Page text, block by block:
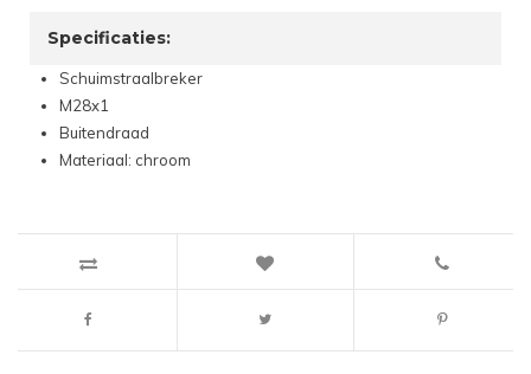
Specificaties:
Schuimstraalbreker
M28x1
Buitendraad
Materiaal: chroom